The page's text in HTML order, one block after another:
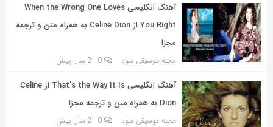
با
دوستان
خود
به
اشتراک
بگذارید.
آهنگ انگلیسی When the Wrong One Loves
You Right از Celine Dion به همراه متن و ترجمه
مجزا
مجله موسیقی ملود 0 2 سال پیش
آهنگ انگلیسی That’s the Way It Is از Celine
Dion به همراه متن و ترجمه مجزا
مجله موسیقی ملود 0 2 سال پیش